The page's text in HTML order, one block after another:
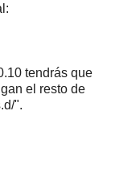
tendrás que
el resto de
".